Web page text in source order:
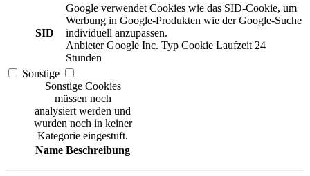
SID
Google verwendet Cookies wie das SID-Cookie, um
Werbung in Google-Produkten wie der Google-Suche
individuell anzupassen.
Anbieter Google Inc. Typ Cookie Laufzeit 24
Stunden
Sonstige
Sonstige Cookies
müssen noch
analysiert werden und
wurden noch in keiner
Kategorie eingestuft.
Name Beschreibung